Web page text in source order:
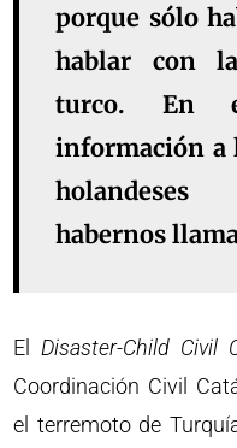
porque sólo
hablar con
turco. En
información a
habernos
El Disaster-Child Civil
Coordinación Civil
el terremoto de